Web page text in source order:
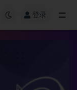
登录